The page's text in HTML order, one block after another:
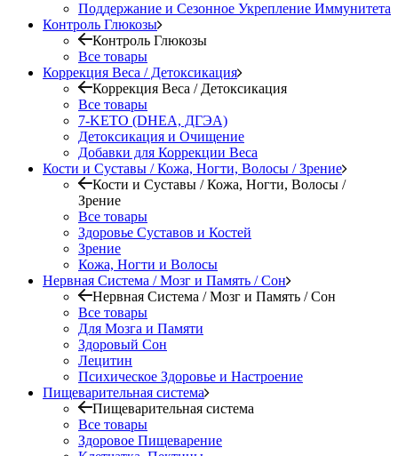
Поддержание и Сезонное Укрепление Иммунитета
Контроль Глюкозы
Контроль Глюкозы
Все товары
Коррекция Веса / Детоксикация
Коррекция Веса / Детоксикация
Все товары
7-KETO (DHEA, ДГЭА)
Детоксикация и Очищение
Добавки для Коррекции Веса
Кости и Суставы / Кожа, Ногти, Волосы / Зрение
Кости и Суставы / Кожа, Ногти, Волосы /
Зрение
Все товары
Здоровье Суставов и Костей
Зрение
Кожа, Ногти и Волосы
Нервная Система / Мозг и Память / Сон
Нервная Система / Мозг и Память / Сон
Все товары
Для Мозга и Памяти
Здоровый Сон
Лецитин
Психическое Здоровье и Настроение
Пищеварительная система
Пищеварительная система
Все товары
Здоровое Пищеварение